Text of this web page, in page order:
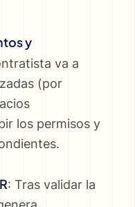
y
va a
(por
los permisos y
: Tras validar la